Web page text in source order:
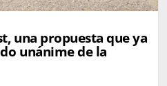
una propuesta que ya
unánime de la